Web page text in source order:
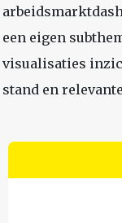
een eigen
visualisaties
stand en